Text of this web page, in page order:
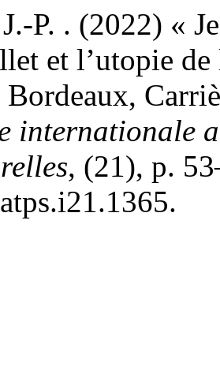
P. . (2022) «
et l’utopie
Bordeaux,
internationale
, (21), p.